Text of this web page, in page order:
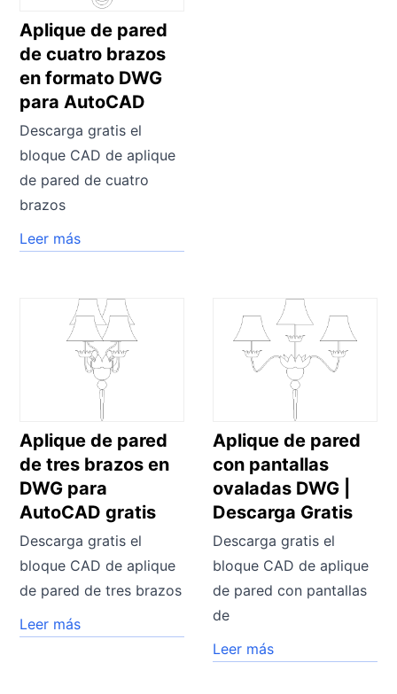
Aplique de pared
de cuatro brazos
en formato DWG
para AutoCAD
Descarga gratis el
bloque CAD de aplique
de pared de cuatro
brazos
Leer más
Aplique de pared
de tres brazos en
DWG para
AutoCAD gratis
Descarga gratis el
bloque CAD de aplique
de pared de tres brazos
Leer más
Aplique de pared
con pantallas
ovaladas DWG |
Descarga Gratis
Descarga gratis el
bloque CAD de aplique
de pared con pantallas
de
Leer más